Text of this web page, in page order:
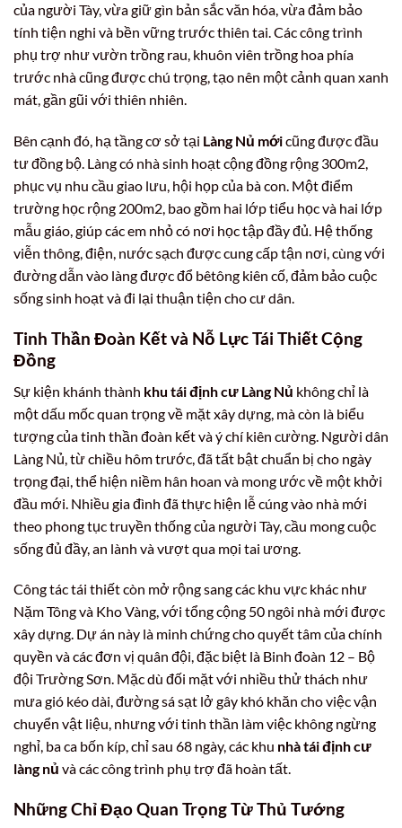
của người Tày, vừa giữ gìn bản sắc văn hóa, vừa đảm bảo
tính tiện nghi và bền vững trước thiên tai. Các công trình
phụ trợ như vườn trồng rau, khuôn viên trồng hoa phía
trước nhà cũng được chú trọng, tạo nên một cảnh quan xanh
mát, gần gũi với thiên nhiên.
Bên cạnh đó, hạ tầng cơ sở tại Làng Nủ mớicũng được đầu
tư đồng bộ. Làng có nhà sinh hoạt cộng đồng rộng 300m2,
phục vụ nhu cầu giao lưu, hội họp của bà con. Một điểm
trường học rộng 200m2, bao gồm hai lớp tiểu học và hai lớp
mẫu giáo, giúp các em nhỏ có nơi học tập đầy đủ. Hệ thống
viễn thông, điện, nước sạch được cung cấp tận nơi, cùng với
đường dẫn vào làng được đổ bêtông kiên cố, đảm bảo cuộc
sống sinh hoạt và đi lại thuận tiện cho cư dân.
Tinh Thần Đoàn Kết và Nỗ Lực Tái Thiết Cộng
Đồng
Sự kiện khánh thành khu tái định cư Làng Nủ không chỉ là
một dấu mốc quan trọng về mặt xây dựng, mà còn là biểu
tượng của tinh thần đoàn kết và ý chí kiên cường. Người dân
Làng Nủ, từ chiều hôm trước, đã tất bật chuẩn bị cho ngày
trọng đại, thể hiện niềm hân hoan và mong ước về một khởi
đầu mới. Nhiều gia đình đã thực hiện lễ cúng vào nhà mới
theo phong tục truyền thống của người Tày, cầu mong cuộc
sống đủ đầy, an lành và vượt qua mọi tai ương.
Công tác tái thiết còn mở rộng sang các khu vực khác như
Nặm Tông và Kho Vàng, với tổng cộng 50 ngôi nhà mới được
xây dựng. Dự án này là minh chứng cho quyết tâm của chính
quyền và các đơn vị quân đội, đặc biệt là Binh đoàn 12 – Bộ
đội Trường Sơn. Mặc dù đối mặt với nhiều thử thách như
mưa gió kéo dài, đường sá sạt lở gây khó khăn cho việc vận
chuyển vật liệu, nhưng với tinh thần làm việc không ngừng
nghỉ, ba ca bốn kíp, chỉ sau 68 ngày, các khu nhà tái định cư
làng nủ và các công trình phụ trợ đã hoàn tất.
Những Chỉ Đạo Quan Trọng Từ Thủ Tướng